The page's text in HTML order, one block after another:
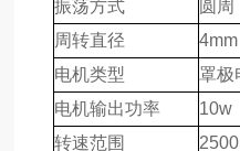
振荡方式
圆周
周转直径
4mm
电机类型
罩极
电机输出功率
10w
转速范围